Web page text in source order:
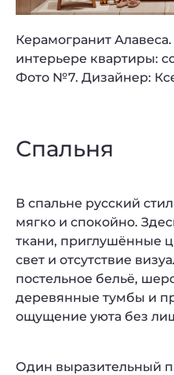
Керамогранит
интерьере квартиры:
Фото №7. Дизайнер:
Спальня
В спальне русский
мягко и спокойно.
ткани, приглушённые
свет и отсутствие
постельное бельё,
деревянные тумбы и
ощущение уюта без
Один выразительный